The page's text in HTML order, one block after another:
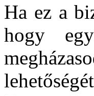
Ha ez a
hogy